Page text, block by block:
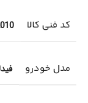
کد فنی کالا
مدل خودرو